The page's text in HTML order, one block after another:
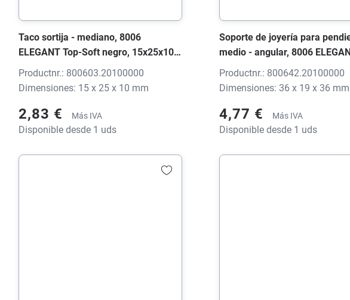
Taco sortija - mediano, 8006
ELEGANT Top-Soft negro, 15x25x10
mm, sin impresión
Productnr.: 800603.20100000
Dimensiones: 15 x 25 x 10 mm
2,83 € Más IVA
Disponible desde 1 uds
Soporte de joyería para
medio - angular, 8006
Soft negro, 36x19x36 mm, sin
impresión
Productnr.: 800642.20100000
Dimensiones: 36 x 19 x 36 mm
4,77 € Más IVA
Disponible desde 1 uds